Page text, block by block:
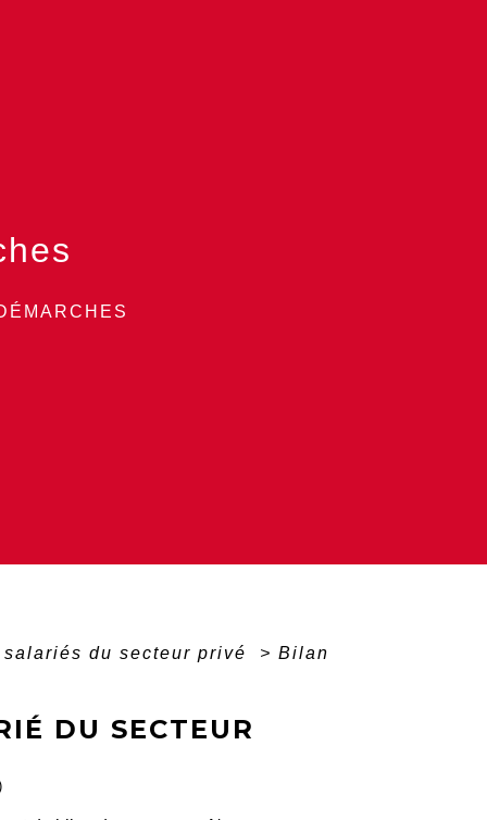
du secteur privé > Bilan
DU SECTEUR